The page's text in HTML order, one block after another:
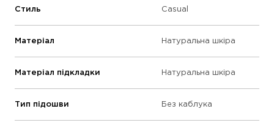
Стиль Casual
Матеріал Натуральна шкіра
Матеріал підкладки Натуральна шкіра
Тип підошви Без каблука